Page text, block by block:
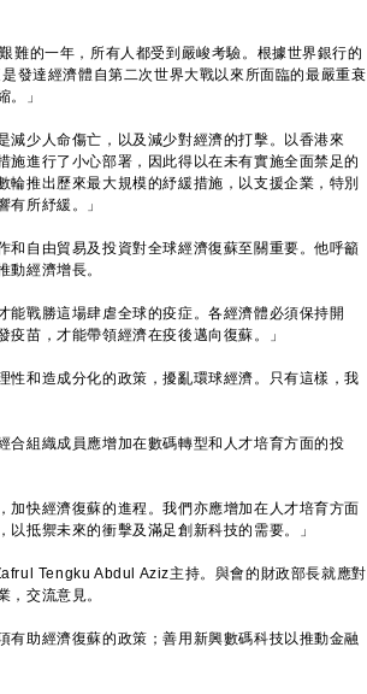
的一年，所有人都受到嚴峻考驗。根據世界銀行的
發達經濟體自第二次世界大戰以來所面臨的最嚴重衰
。」
少人命傷亡，以及減少對經濟的打擊。以香港來
進行了小心部署，因此得以在未有實施全面禁足的
推出歷來最大規模的紓緩措施，以支援企業，特別
所紓緩。」
自由貿易及投資對全球經濟復蘇至關重要。他呼籲
經濟增長。
戰勝這場肆虐全球的疫症。各經濟體必須保持開
苗，才能帶領經濟在疫後邁向復蘇。」
和造成分化的政策，擾亂環球經濟。只有這樣，我
組織成員應增加在數碼轉型和人才培育方面的投
快經濟復蘇的進程。我們亦應增加在人才培育方面
抵禦未來的衝擊及滿足創新科技的需要。」
Tengku Abdul Aziz主持。與會的財政部長就應對
交流意見。
助經濟復蘇的政策；善用新興數碼科技以推動金融